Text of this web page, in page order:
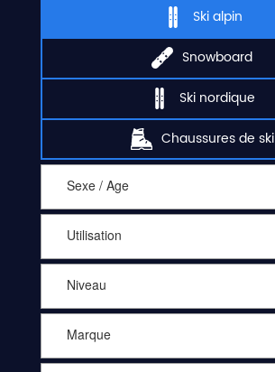
Ski alpin
Snowboard
Ski nordique
Chaussures de ski
Sexe / Age
Utilisation
Niveau
Marque